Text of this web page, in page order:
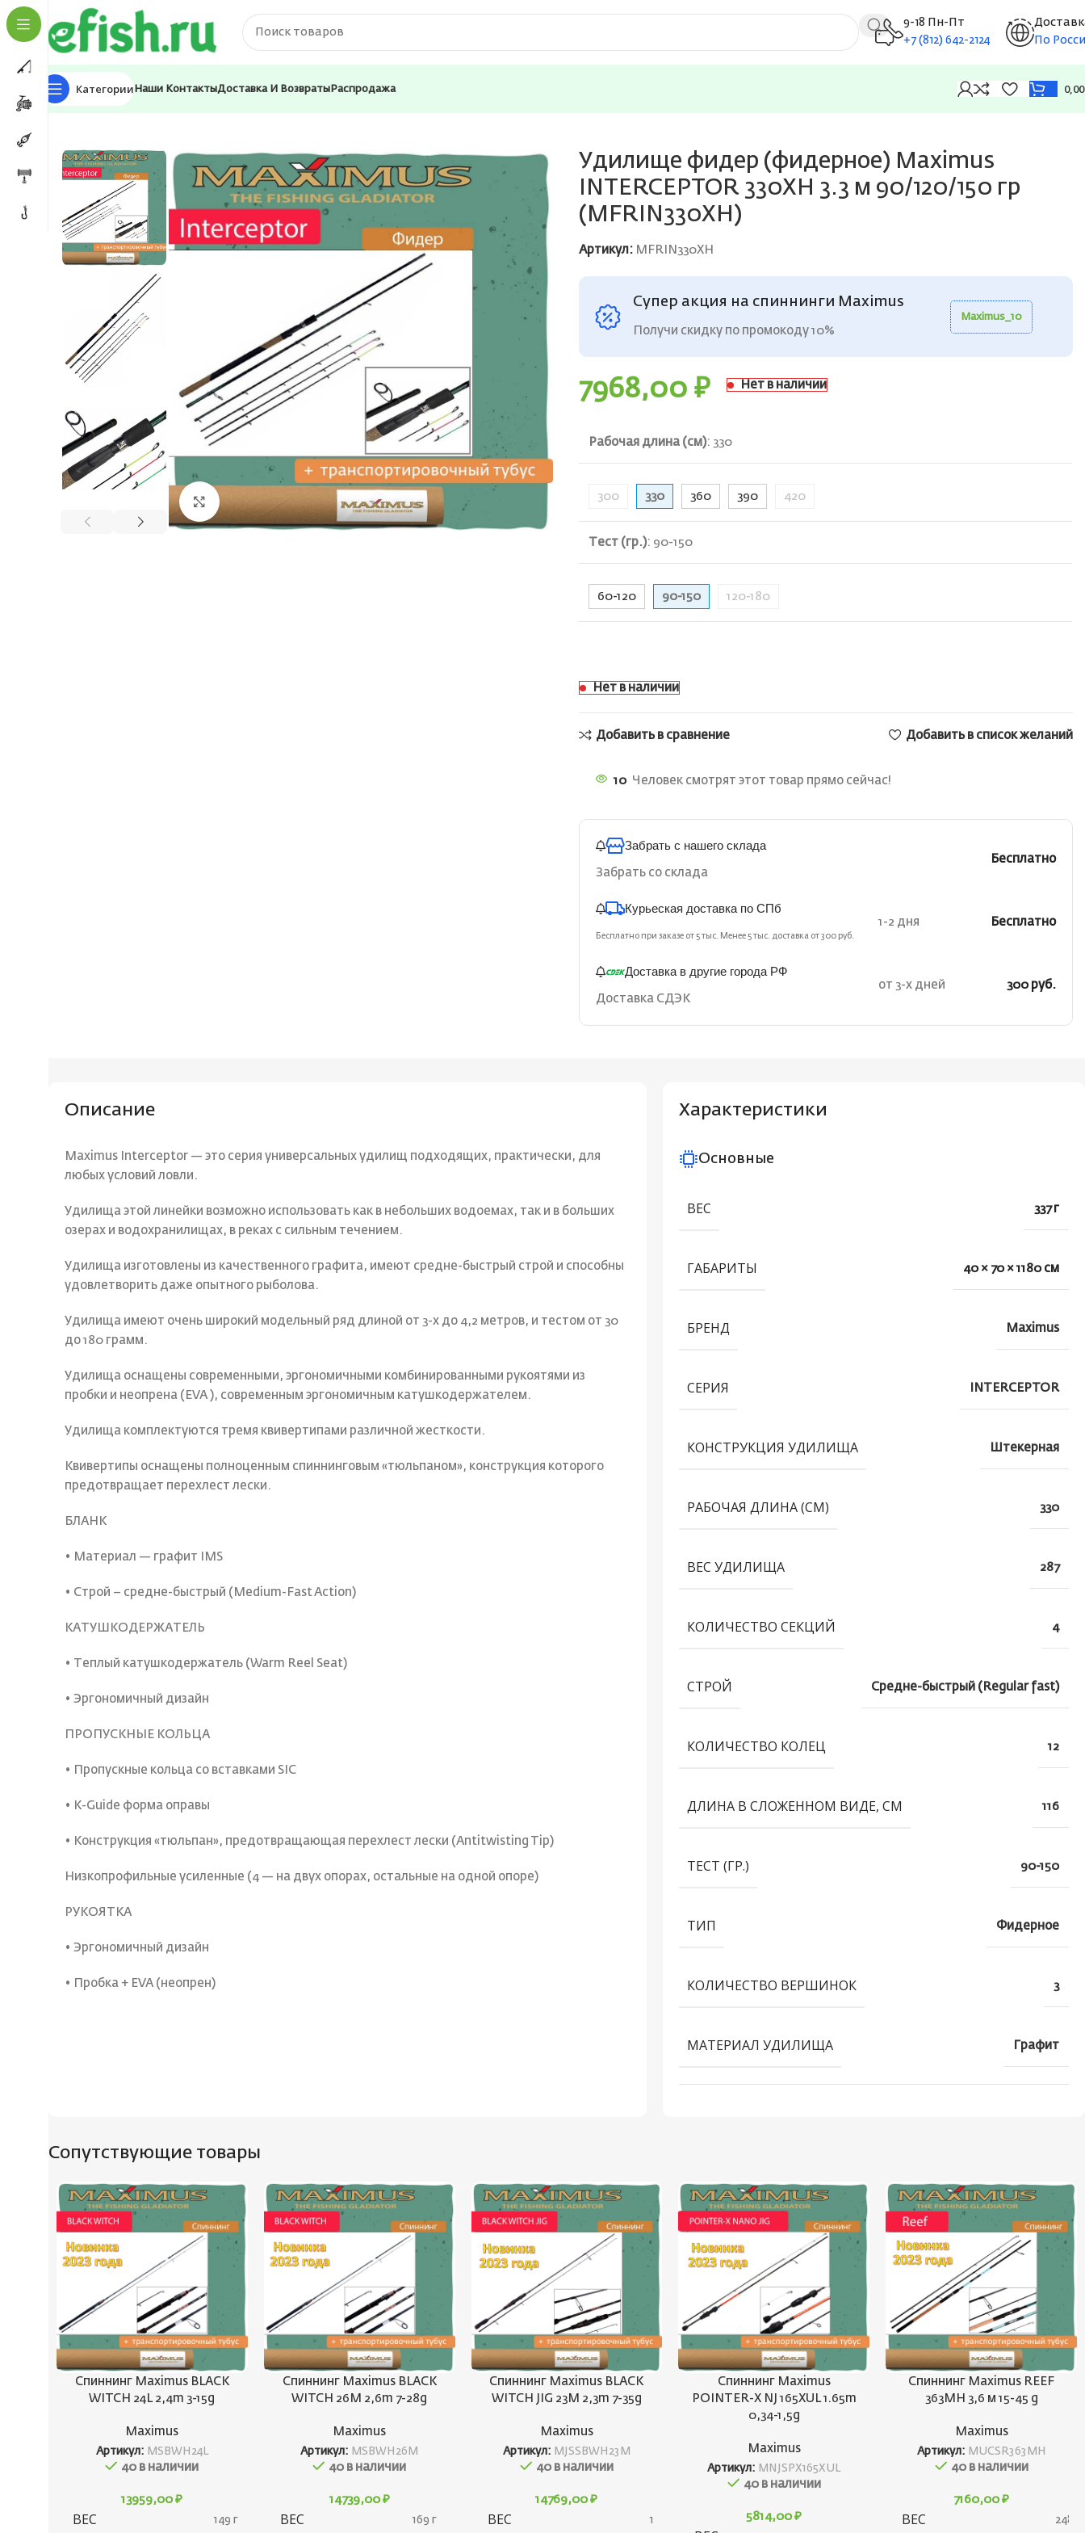
9-18 Пн-Пт
+7 (812) 642-2124
По
Категории Наши КонтактыДоставка И Возвраты Распродажа
Главная Удилища
Нажмите, чтобы увеличить
Удилище фидер (фидерное) Maximus
INTERCEPTOR 330XH 3.3 м 90/120/150 гр
(MFRIN330XH)
Артикул: MFRIN330XH
Супер акция на спиннинги Maximus
Получи скидку по промокоду 10%
Maximus_10
7968,00 ₽ Нет в наличии
Рабочая длина (см): 330
300 330 360 390 420
Тест (гр.): 90-150
60-120 90-150 120-180
Нет в наличии
Добавить в сравнение Добавить в список желаний
10 Человек смотрят этот товар прямо сейчас!
Забрать с нашего склада
Забрать со склада
Бесплатно
Курьеская доставка по СПб
Бесплатно при заказе от 5 тыс. Менее 5 тыс. доставка от 300 руб.
1-2 дня Бесплатно
Доставка в другие города РФ
Доставка СДЭК
от 3-х дней 300 руб.
Описание
Maximus Interceptor — это серия универсальных удилищ подходящих, практически, для
любых условий ловли.
Удилища этой линейки возможно использовать как в небольших водоемах, так и в больших
озерах и водохранилищах, в реках с сильным течением.
Удилища изготовлены из качественного графита, имеют средне-быстрый строй и способны
удовлетворить даже опытного рыболова.
Удилища имеют очень широкий модельный ряд длиной от 3-х до 4,2 метров, и тестом от 30
до 180 грамм.
Удилища оснащены современными, эргономичными комбинированными рукоятями из
пробки и неопрена (EVA ), современным эргономичным катушкодержателем.
Удилища комплектуются тремя квивертипами различной жесткости.
Квивертипы оснащены полноценным спиннинговым «тюльпаном», конструкция которого
предотвращает перехлест лески.
БЛАНК
• Материал — графит IMS
• Строй – средне-быстрый (Medium-Fast Action)
КАТУШКОДЕРЖАТЕЛЬ
• Теплый катушкодержатель (Warm Reel Seat)
• Эргономичный дизайн
ПРОПУСКНЫЕ КОЛЬЦА
• Пропускные кольца со вставками SIC
• К-Guide форма оправы
• Конструкция «тюльпан», предотвращающая перехлест лески (Antitwisting Tip)
Низкопрофильные усиленные (4 — на двух опорах, остальные на одной опоре)
РУКОЯТКА
• Эргономичный дизайн
• Пробка + EVA (неопрен)
Характеристики
Основные
ВЕС 337 г
ГАБАРИТЫ 40 × 70 × 1180 см
БРЕНД Maximus
СЕРИЯ INTERCEPTOR
КОНСТРУКЦИЯ УДИЛИЩА Штекерная
РАБОЧАЯ ДЛИНА (СМ) 330
ВЕС УДИЛИЩА 287
КОЛИЧЕСТВО СЕКЦИЙ 4
СТРОЙ Средне-быстрый (Regular fast)
КОЛИЧЕСТВО КОЛЕЦ 12
ДЛИНА В СЛОЖЕННОМ ВИДЕ, СМ 116
ТЕСТ (ГР.) 90-150
ТИП Фидерное
КОЛИЧЕСТВО ВЕРШИНОК 3
МАТЕРИАЛ УДИЛИЩА Графит
Сопутствующие товары
Спиннинг Maximus BLACK
WITCH 24L 2,4m 3-15g
Maximus
Артикул: MSBWH24L
40 в наличии
13959,00₽
ВЕС 149 г
Спиннинг Maximus BLACK
WITCH 26M 2,6m 7-28g
Maximus
Артикул: MSBWH26M
40 в наличии
14739,00 ₽
ВЕС 169 г
Спиннинг Maximus BLACK
WITCH JIG 23M 2,3m 7-35g
Maximus
Артикул: MJSSBWH23M
40 в наличии
14769,00₽
ВЕС 160 г
Спиннинг Maximus
POINTER-X NJ 165XUL 1.65m
0,34-1,5g
Maximus
Артикул: MNJSPX165XUL
40 в наличии
5814,00₽
Спиннинг Maximus REEF
363MH 3,6 м 15-45 g
Maximus
Артикул: MUCSR363MH
40 в наличии
7160,00₽
ВЕС 248 г